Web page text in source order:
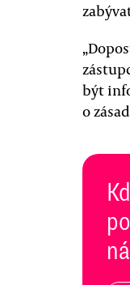
být
o